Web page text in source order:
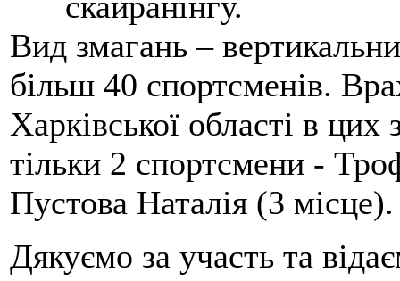
Вид змагань –
більш 40 спортсменів.
Харківської області в
тільки 2 спортсмени -
Пустова Наталія (3 місце).
Дякуємо за участь та